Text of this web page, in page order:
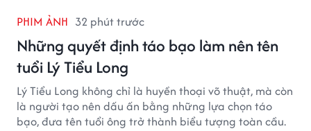
PHIM ẢNH 32 phút trước
Những quyết định táo bạo làm nên tên
tuổi Lý Tiểu Long
Lý Tiểu Long không chỉ là huyền thoại võ thuật, mà còn
là người tạo nên dấu ấn bằng những lựa chọn táo
bạo, đưa tên tuổi ông trở thành biểu tượng toàn cầu.